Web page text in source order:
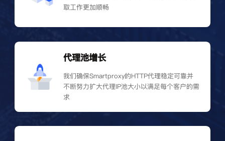
取工作更加顺畅
代理池增长
我们确保Smartproxy的HTTP代理稳定可靠并
不断努力扩大代理IP池大小以满足每个客户的需
求